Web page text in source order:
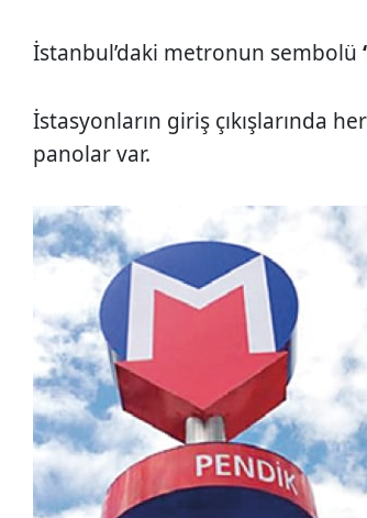
İstanbul’daki metronun sembolü
İstasyonların giriş çıkışlarında
panolar var.